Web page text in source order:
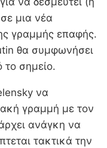
μια νέα
γραμμής επαφής.
θα συμφωνήσει
το σημείο.
να
γραμμή με τον
ανάγκη να
τακτικά την